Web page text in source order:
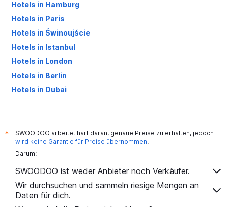
Hotels in Hamburg
Hotels in Paris
Hotels in Świnoujście
Hotels in Istanbul
Hotels in London
Hotels in Berlin
Hotels in Dubai
*
SWOODOO arbeitet hart daran, genaue Preise zu erhalten, jedoch
wird keine Garantie für Preise übernommen.
Darum:
SWOODOO ist weder Anbieter noch Verkäufer.
Wir durchsuchen und sammeln riesige Mengen an
Daten für dich.